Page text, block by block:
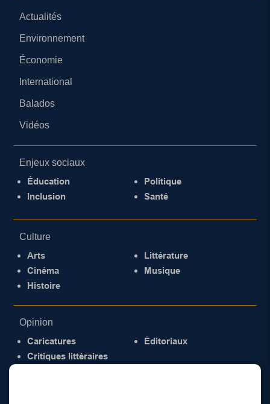
Actualités
Environnement
Économie
International
Balados
Vidéos
Enjeux sociaux
Éducation
Inclusion
Politique
Santé
Culture
Arts
Cinéma
Histoire
Littérature
Musique
Opinion
Caricatures
Critiques littéraires
Éditoriaux